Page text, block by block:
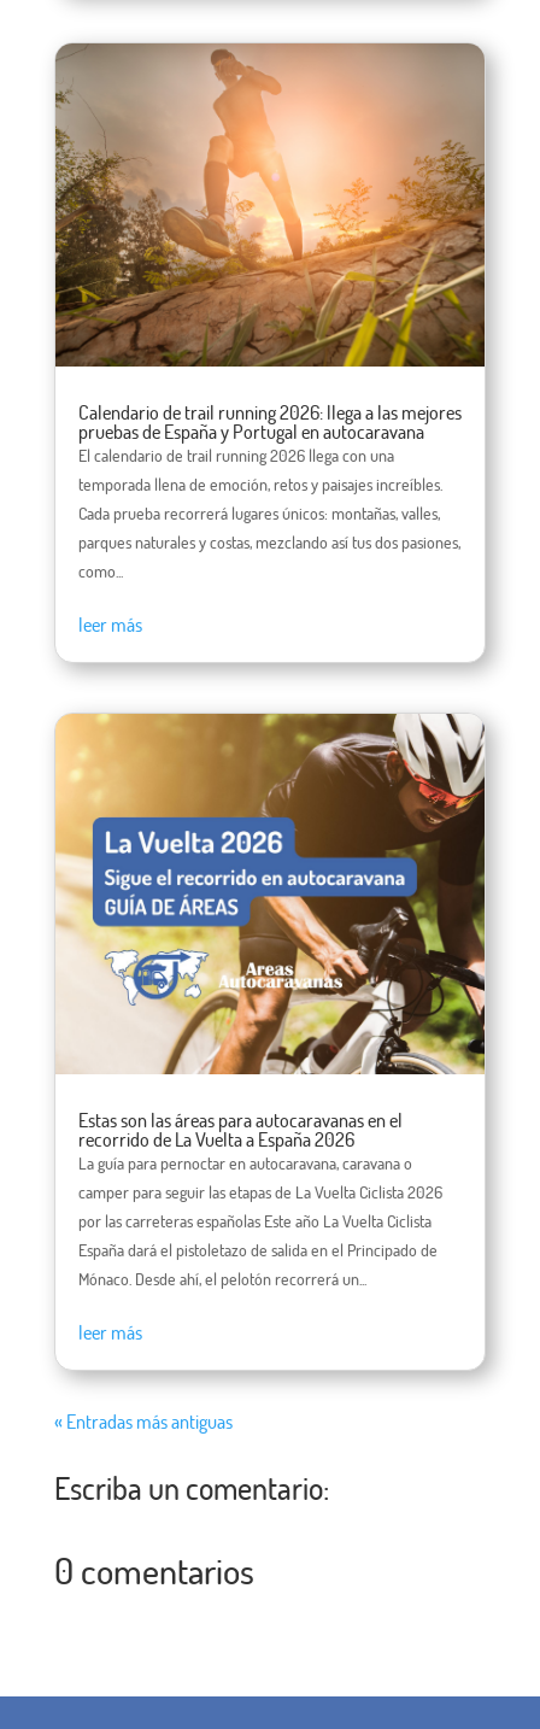
Calendario de trail running 2026: llega a las mejores
pruebas de España y Portugal en autocaravana
El calendario de trail running 2026 llega con una
temporada llena de emoción, retos y paisajes increíbles.
Cada prueba recorrerá lugares únicos: montañas, valles,
parques naturales y costas, mezclando así tus dos pasiones,
como...
leer más
Estas son las áreas para autocaravanas en el
recorrido de La Vuelta a España 2026
La guía para pernoctar en autocaravana, caravana o
camper para seguir las etapas de La Vuelta Ciclista 2026
por las carreteras españolas Este año La Vuelta Ciclista
España dará el pistoletazo de salida en el Principado de
Mónaco. Desde ahí, el pelotón recorrerá un...
leer más
« Entradas más antiguas
Escriba un comentario:
0 comentarios